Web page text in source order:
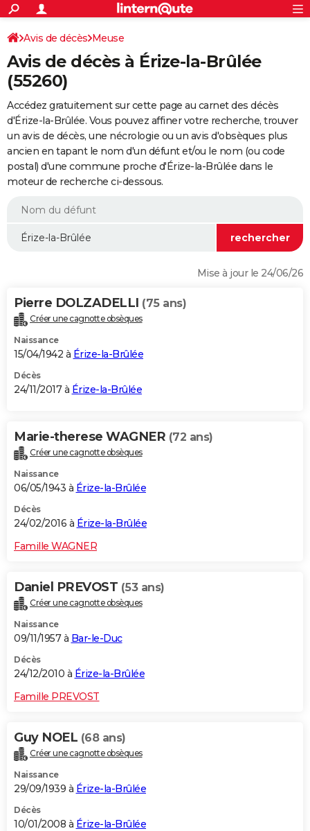
ACTUALITÉS
Politique
Société
Faits Divers
Education
Monde
Villes
+
SPORT
Coupe du monde 2026
Football
Tennis
Cyclisme
Rugby
Forum
FINANCE
Retraite
Impôts
Epargne
Immobilier
Risques naturels par ville
Banque
Assurance
Crédit
Essais
Réserver un essai
Citadines
Berlines
SUV
Forum auto
+
HIGH-TECH
Mobiles
Meilleur smartphone
Internet
Ordinateurs
Jeux vidéo
Guide high-tech
+BRICOLAGE
Forum
Aménagement intérieur
Extérieur
Cuisine
Salle de bains
Jardinage
Rangement
WEEK-END
Guides de France
Escapades
Patrimoine
Expositions
Musées
Week-end nature
LIFESTYLE
Alimentation
Guide de la santé
Maladies
Médicaments
Sommeil
VOYAGE
Destinations
City break
Voyage nature
Voyage de noces
Forum
Climat
+PHOTO
GUIDES D'ACHAT
BONS PLANS
Carte de Noël
Carte Bonne année
Carte Saint-Valentin
Carte Pâques
Carte d'anniversaire
DICTIONNAIRE
PROGRAMME TV
COPAINS D'AVANT
S'inscrire
Se connecter
Lycées
Collèges
Primaires
Universités
Entreprises
Service militaire
Avis de recherche
AVIS DE DÉCÈS
FORUM
Avis de décès Meuse
Avis de décès à Érize-la-Brûlée
(55260)
Accédez gratuitement sur cette page au carnet des décès
d'Érize-la-Brûlée. Vous pouvez affiner votre recherche, trouver
un avis de décès, une nécrologie ou un avis d'obsèques plus
ancien en tapant le nom d'un défunt et/ou le nom (ou code
postal) d'une commune proche d'Érize-la-Brûlée dans le
moteur de recherche ci-dessous.
Mise à jour le 24/06/26
Pierre DOLZADELLI (75 ans)
Créer une cagnotte obsèques
Naissance
15/04/1942 à Érize-la-Brûlée
Décès
24/11/2017 à Érize-la-Brûlée
Marie-therese WAGNER (72 ans)
Créer une cagnotte obsèques
Naissance
06/05/1943 à Érize-la-Brûlée
Décès
24/02/2016 à Érize-la-Brûlée
Famille WAGNER
Daniel PREVOST (53 ans)
Créer une cagnotte obsèques
Naissance
09/11/1957 à Bar-le-Duc
Décès
24/12/2010 à Érize-la-Brûlée
Famille PREVOST
Guy NOEL (68 ans)
Créer une cagnotte obsèques
Naissance
29/09/1939 à Érize-la-Brûlée
Décès
10/01/2008 à Érize-la-Brûlée